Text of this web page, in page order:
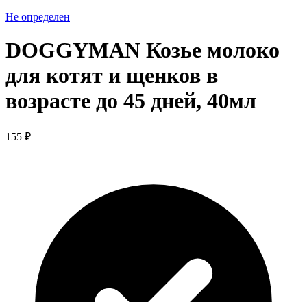
Не определен
DOGGYMAN Козье молоко
для котят и щенков в
возрасте до 45 дней, 40мл
155 ₽